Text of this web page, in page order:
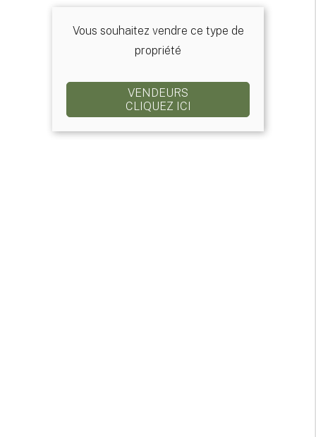
Vous souhaitez vendre ce type de
propriété
VENDEURS
CLIQUEZ ICI